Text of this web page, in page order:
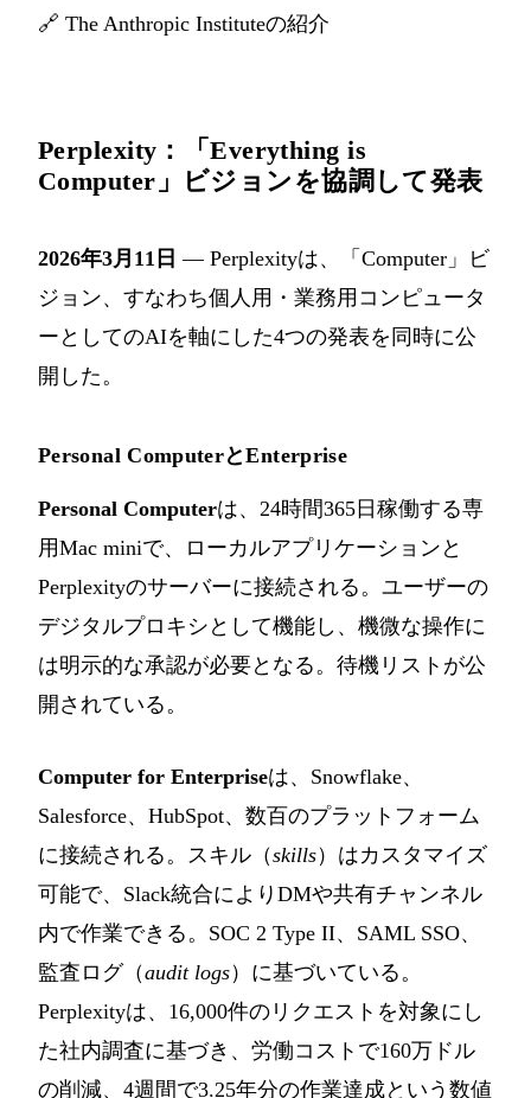
🔗 The Anthropic Instituteの紹介
Perplexity：「Everything is
Computer」ビジョンを協調して発表
2026年3月11日 — Perplexityは、「Computer」ビ
ジョン、すなわち個人用・業務用コンピュータ
ーとしてのAIを軸にした4つの発表を同時に公
開した。
Personal ComputerとEnterprise
Personal Computerは、24時間365日稼働する専
用Mac miniで、ローカルアプリケーションと
Perplexityのサーバーに接続される。ユーザーの
デジタルプロキシとして機能し、機微な操作に
は明示的な承認が必要となる。待機リストが公
開されている。
Computer for Enterpriseは、Snowflake、
Salesforce、HubSpot、数百のプラットフォーム
に接続される。スキル（skills）はカスタマイズ
可能で、Slack統合によりDMや共有チャンネル
内で作業できる。SOC 2 Type II、SAML SSO、
監査ログ（audit logs）に基づいている。
Perplexityは、16,000件のリクエストを対象にし
た社内調査に基づき、労働コストで160万ドル
の削減、4週間で3.25年分の作業達成という数値